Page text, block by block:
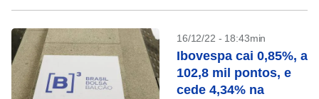
16/12/22 - 18:43min
Ibovespa cai 0,85%, a
102,8 mil pontos, e
cede 4,34% na